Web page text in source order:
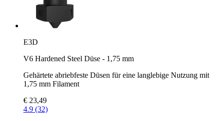
E3D
V6 Hardened Steel Düse - 1,75 mm
Gehärtete abriebfeste Düsen für eine langlebige Nutzung mit
1,75 mm Filament
€ 23,49
4.9 (32)